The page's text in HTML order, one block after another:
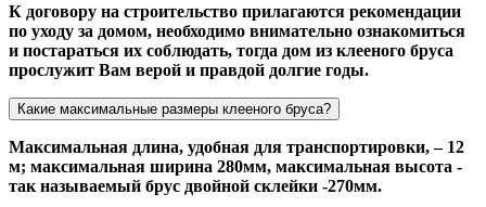
К договору на строительство прилагаются рекомендации
по уходу за домом, необходимо внимательно ознакомиться
и постараться их соблюдать, тогда дом из клееного бруса
прослужит Вам верой и правдой долгие годы.
Какие максимальные размеры клееного бруса?
Максимальная длина, удобная для транспортировки, – 12
м; максимальная ширина 280мм, максимальная высота -
так называемый брус двойной склейки -270мм.